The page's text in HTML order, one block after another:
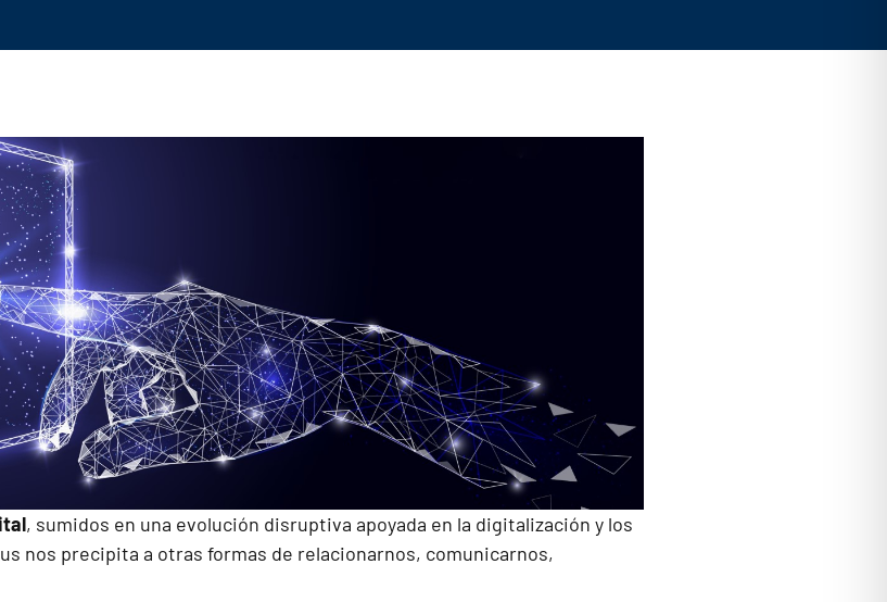
, sumidos en una evolución disruptiva apoyada en la digitalización y los
nos precipita a otras formas de relacionarnos, comunicarnos,